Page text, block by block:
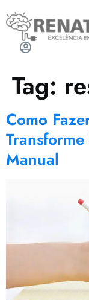
Tag:
Como
Manual